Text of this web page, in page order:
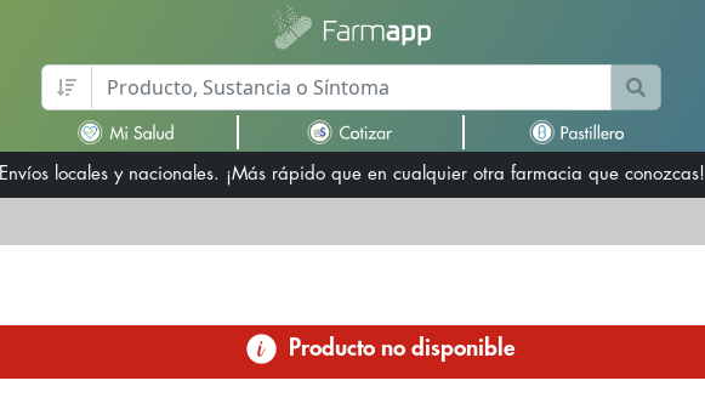
Envíos locales y nacionales. ¡Más rápido que en cualquier otra farmacia que conozcas!
Producto no disponible